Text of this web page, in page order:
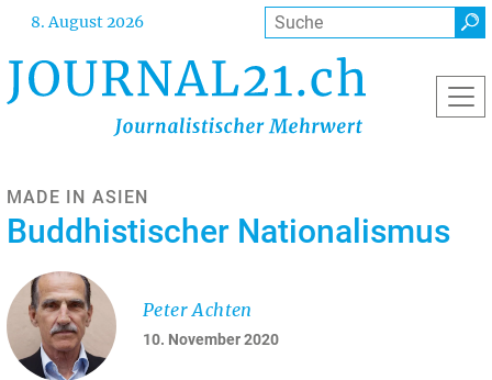
Direkt
Inhalt
8. August 2026 Suche
MADE IN ASIEN
Buddhistischer Nationalismus
10. November 2020
Peter Achten